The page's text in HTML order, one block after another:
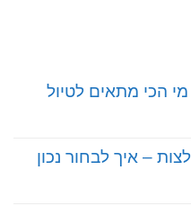
הכי מתאים לטיול
– איך לבחור נכון